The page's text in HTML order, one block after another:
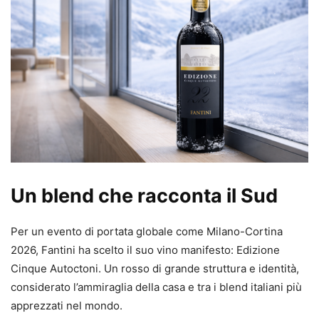
Un blend che racconta il Sud
Per un evento di portata globale come Milano-Cortina
2026, Fantini ha scelto il suo vino manifesto: Edizione
Cinque Autoctoni. Un rosso di grande struttura e identità,
considerato l’ammiraglia della casa e tra i blend italiani più
apprezzati nel mondo.